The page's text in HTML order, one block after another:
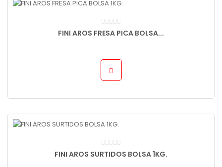
FINI AROS FRESA PICA BOLSA...
FINI AROS SURTIDOS BOLSA 1KG.